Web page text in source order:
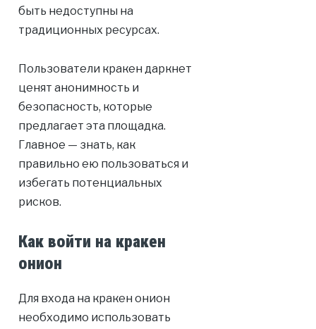
быть недоступны на
традиционных ресурсах.
Пользователи кракен даркнет
ценят анонимность и
безопасность, которые
предлагает эта площадка.
Главное — знать, как
правильно ею пользоваться и
избегать потенциальных
рисков.
Как войти на кракен
онион
Для входа на кракен онион
необходимо использовать